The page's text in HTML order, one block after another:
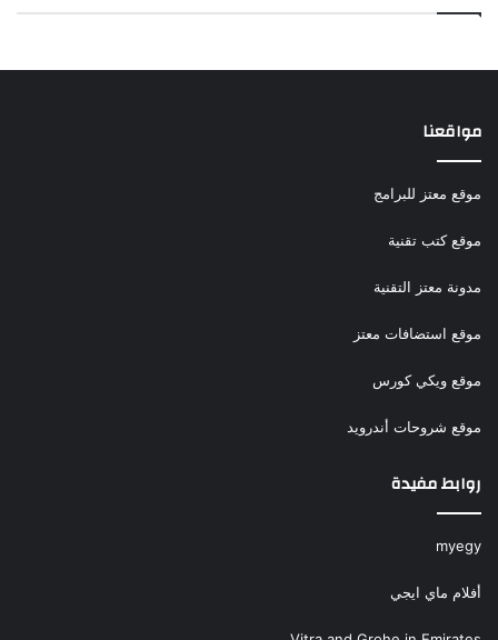
مواقعنا
موقع معتز للبرامج
موقع كتب تقنية
مدونة معتز التقنية
موقع استضافات معتز
موقع ويكي كورس
موقع شروحات أندرويد
روابط مفيدة
myegy
أفلام ماي ايجي